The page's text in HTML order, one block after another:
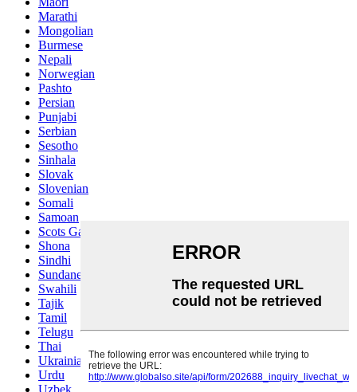
Marathi
Mongolian
Burmese
Nepali
Norwegian
Pashto
Persian
Punjabi
Serbian
Sesotho
Sinhala
Slovak
Slovenian
Somali
Samoan
Scots Gaelic
Shona
Sindhi
Sundanese
Swahili
Tajik
Tamil
Telugu
Thai
Ukrainian
Urdu